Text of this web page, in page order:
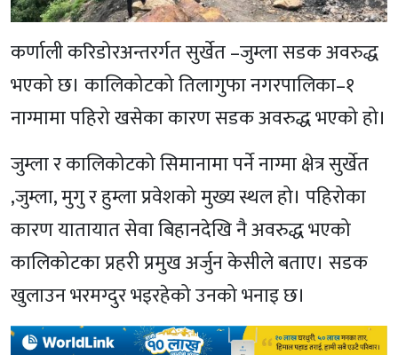
कर्णाली करिडोरअन्तरर्गत सुर्खेत –जुम्ला सडक अवरुद्ध
भएको छ। कालिकोटको तिलागुफा नगरपालिका–१
नाग्मामा पहिरो खसेका कारण सडक अवरुद्ध भएको हो।
जुम्ला र कालिकोटको सिमानामा पर्ने नाग्मा क्षेत्र सुर्खेत
,जुम्ला, मुगु र हुम्ला प्रवेशको मुख्य स्थल हो। पहिरोका
कारण यातायात सेवा बिहानदेखि नै अवरुद्ध भएको
कालिकोटका प्रहरी प्रमुख अर्जुन केसीले बताए। सडक
खुलाउन भरमग्दुर भइरहेको उनको भनाइ छ।